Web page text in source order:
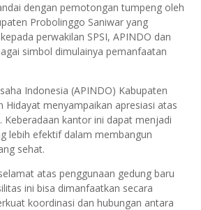
dengan pemotongan tumpeng oleh
Probolinggo Saniwar yang
perwakilan SPSI, APINDO dan
simbol dimulainya pemanfaatan
Indonesia (APINDO) Kabupaten
Hidayat menyampaikan apresiasi atas
Keberadaan kantor ini dapat menjadi
lebih efektif dalam membangun
sehat.
atas penggunaan gedung baru
ini bisa dimanfaatkan secara
koordinasi dan hubungan antara